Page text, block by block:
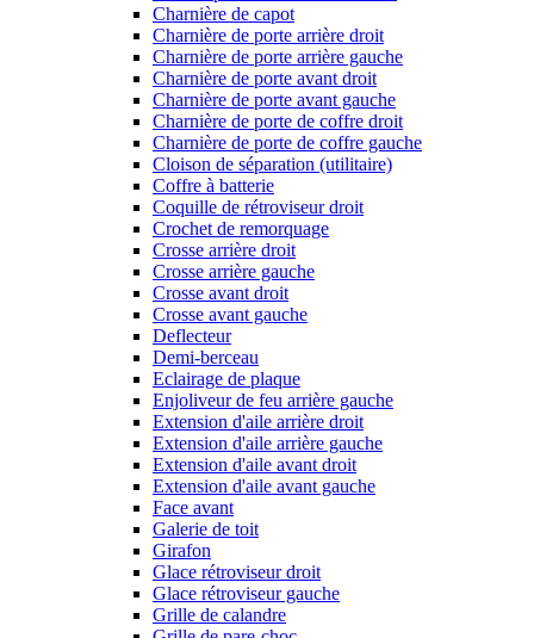
Charnière de capot
Charnière de porte arrière droit
Charnière de porte arrière gauche
Charnière de porte avant droit
Charnière de porte avant gauche
Charnière de porte de coffre droit
Charnière de porte de coffre gauche
Cloison de séparation (utilitaire)
Coffre à batterie
Coquille de rétroviseur droit
Crochet de remorquage
Crosse arrière droit
Crosse arrière gauche
Crosse avant droit
Crosse avant gauche
Deflecteur
Demi-berceau
Eclairage de plaque
Enjoliveur de feu arrière gauche
Extension d'aile arrière droit
Extension d'aile arrière gauche
Extension d'aile avant droit
Extension d'aile avant gauche
Face avant
Galerie de toit
Girafon
Glace rétroviseur droit
Glace rétroviseur gauche
Grille de calandre